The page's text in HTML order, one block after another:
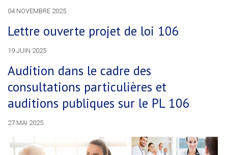
04 NOVEMBRE 2025
Lettre ouverte projet de loi 106
19 JUIN 2025
Audition dans le cadre des
consultations particulières et
auditions publiques sur le PL 106
27 MAI 2025